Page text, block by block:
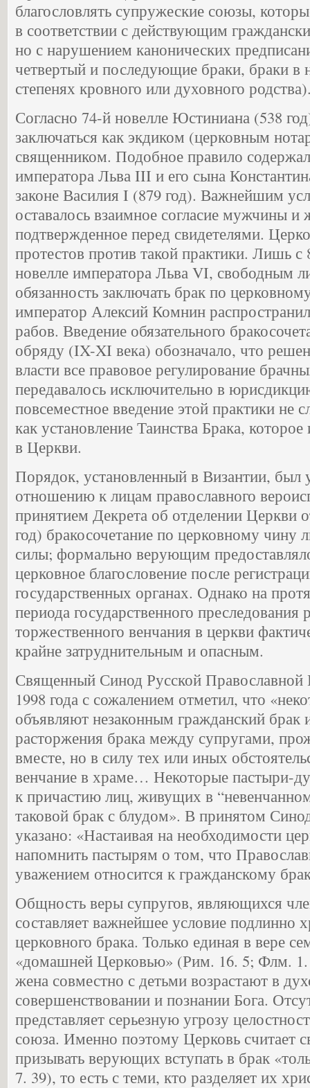
благословлять супружеские союзы,
в соответствии с действующим
но с нарушением канонических
четвертый и последующие браки, браки в
степенях кровного или духовного
Согласно 74-й новелле Юстиниана (538
заключаться как экдиком (церковным
священником. Подобное правило
императора Льва III и его сына
законе Василия I (879 год). Важнейшим
оставалось взаимное согласие мужчины
подтвержденное перед свидетелями.
протестов против такой практики. Лишь с
новелле императора Льва VI, свободным
обязанность заключать брак по
император Алексий Комнин
рабов. Введение обязательного
обряду (IX-XI века) обозначало, что
власти все правовое регулирование
передавалось исключительно в
повсеместное введение этой практики не
как установление Таинства Брака,
в Церкви.
Порядок, установленный в Византии, был
отношению к лицам православного
принятием Декрета об отделении Церкви
год) бракосочетание по церковному чину
силы; формально верующим
церковное благословение после
государственных органах. Однако на
периода государственного преследования
торжественного венчания в церкви
крайне затруднительным и опасным.
Священный Синод Русской Православной
1998 года с сожалением отметил, что
объявляют незаконным гражданский брак
расторжения брака между супругами,
вместе, но в силу тех или иных
венчание в храме… Некоторые пастыри-
к причастию лиц, живущих в
таковой брак с блудом». В принятом
указано: «Настаивая на необходимости
напомнить пастырям о том, что
уважением относится к гражданскому
Общность веры супругов, являющихся
составляет важнейшее условие подлинно
церковного брака. Только единая в вере
«домашней Церковью» (Рим. 16. 5; Флм.
жена совместно с детьми возрастают в
совершенствовании и познании Бога.
представляет серьезную угрозу
союза. Именно поэтому Церковь считает
призывать верующих вступать в брак
7. 39), то есть с теми, кто разделяет их